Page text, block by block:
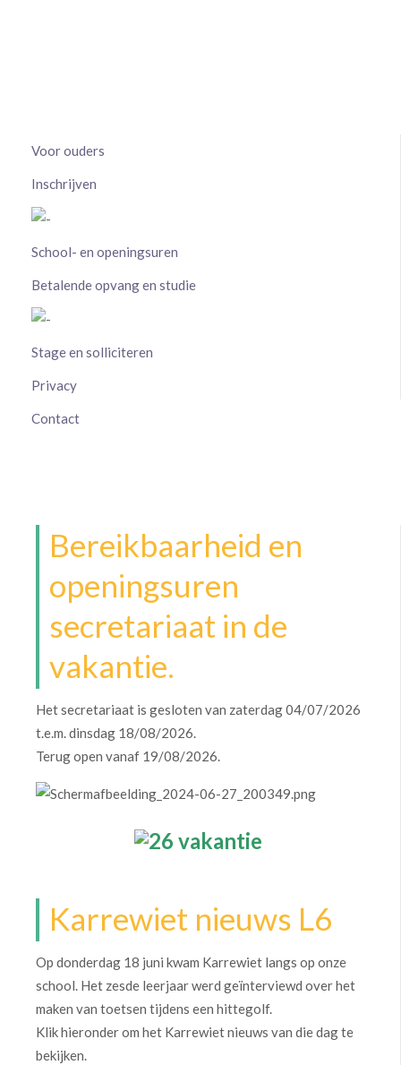
Voor ouders
Inschrijven
School- en openingsuren
Betalende opvang en studie
Stage en solliciteren
Privacy
Contact
Bereikbaarheid en
openingsuren
secretariaat in de
vakantie.
Het secretariaat is gesloten van zaterdag 04/07/2026
t.e.m. dinsdag 18/08/2026.
Terug open vanaf 19/08/2026.
Karrewiet nieuws L6
Op donderdag 18 juni kwam Karrewiet langs op onze
school. Het zesde leerjaar werd geïnterviewd over het
maken van toetsen tijdens een hittegolf.
Klik hieronder om het Karrewiet nieuws van die dag te
bekijken.